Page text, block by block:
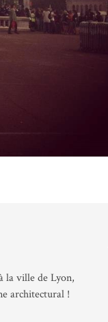
la ville de Lyon,
architectural !